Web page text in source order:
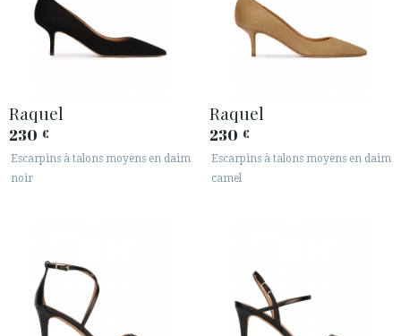
Raquel
230 €
Escarpins à talons moyens en daim
noir
Raquel
230 €
Escarpins à talons moyens en daim
camel